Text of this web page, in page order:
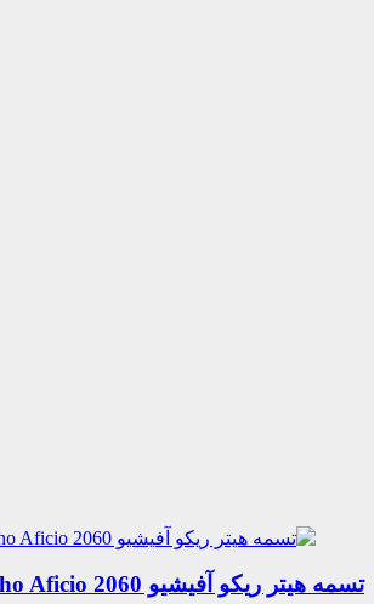
تسمه هیتر ریکو آفیشیو 2060 Richo Aficio